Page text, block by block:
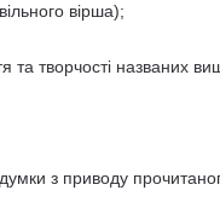
вірша);
та творчості названих
з приводу